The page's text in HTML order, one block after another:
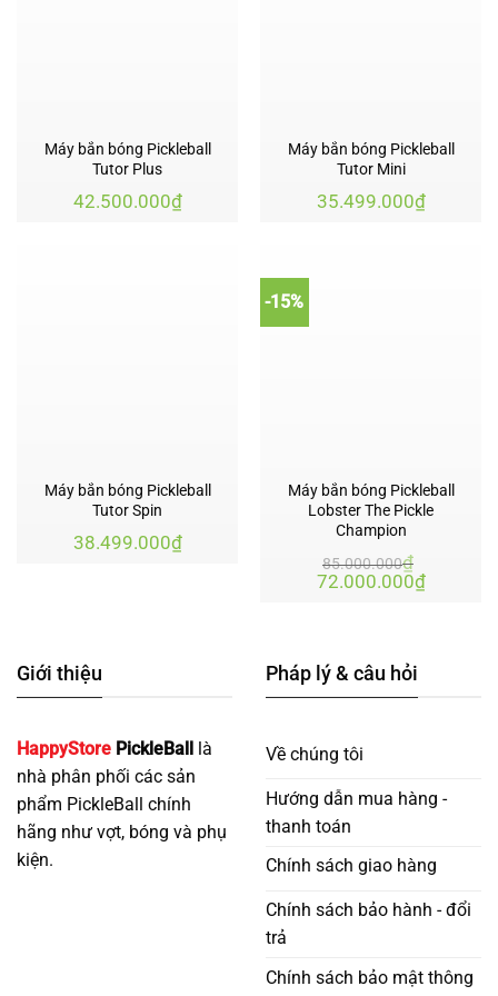
Máy bắn bóng Pickleball
Tutor Plus
42.500.000₫
Máy bắn bóng Pickleball
Tutor Mini
35.499.000₫
Máy bắn bóng Pickleball
Tutor Spin
38.499.000₫
-15%
Máy bắn bóng Pickleball
Lobster The Pickle
Champion
85.000.000₫
Giá
72.000.000₫Giá
hiện
Giới thiệu
HappyStore PickleBall là
nhà phân phối các sản
phẩm PickleBall chính
hãng như vợt, bóng và phụ
kiện.
Pháp lý & câu hỏi
Về chúng tôi
Hướng dẫn mua hàng -
thanh toán
Chính sách giao hàng
Chính sách bảo hành - đổi
trả
Chính sách bảo mật thông